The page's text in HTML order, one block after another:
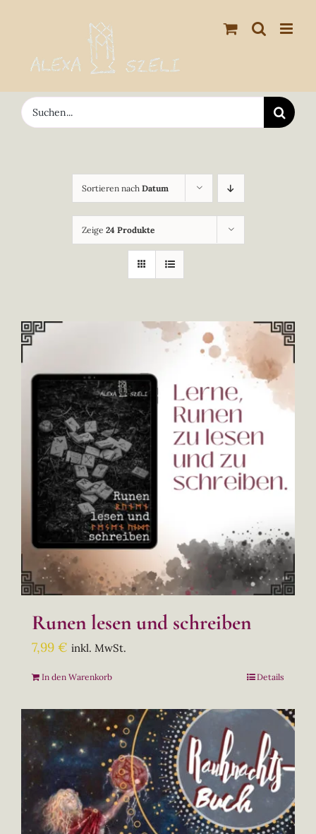
springen
Suche
nach:
Sortieren nach Datum
Zeige 24 Produkte
Runen lesen und schreiben
7,99 € inkl. MwSt.
In den Warenkorb Details